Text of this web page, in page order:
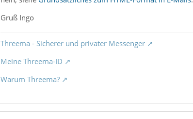
Gruß Ingo
Threema - Sicherer und privater Messenger
Meine Threema-ID
Warum Threema?